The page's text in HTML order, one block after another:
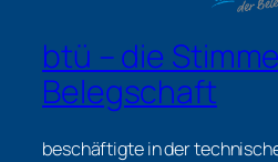
btü – die
Belegschaft
beschäftigte in der